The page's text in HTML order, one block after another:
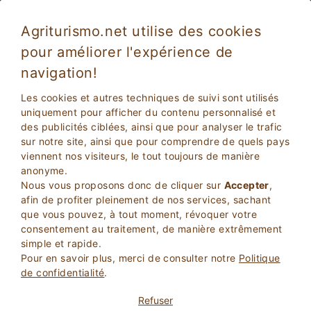
Agriturismo.net utilise des cookies
pour améliorer l'expérience de
navigation!
Les cookies et autres techniques de suivi sont utilisés
uniquement pour afficher du contenu personnalisé et
des publicités ciblées, ainsi que pour analyser le trafic
sur notre site, ainsi que pour comprendre de quels pays
viennent nos visiteurs, le tout toujours de manière
anonyme.
Nous vous proposons donc de cliquer sur Accepter,
afin de profiter pleinement de nos services, sachant
que vous pouvez, à tout moment, révoquer votre
consentement au traitement, de manière extrêmement
simple et rapide.
Pour en savoir plus, merci de consulter notre Politique
de confidentialité.
Refuser
2 Adultes
0 Enfants RECHERCHEZ
Homepage Appartements En Agritourisme